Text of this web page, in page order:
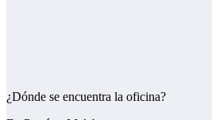
¿Dónde se encuentra la oficina?